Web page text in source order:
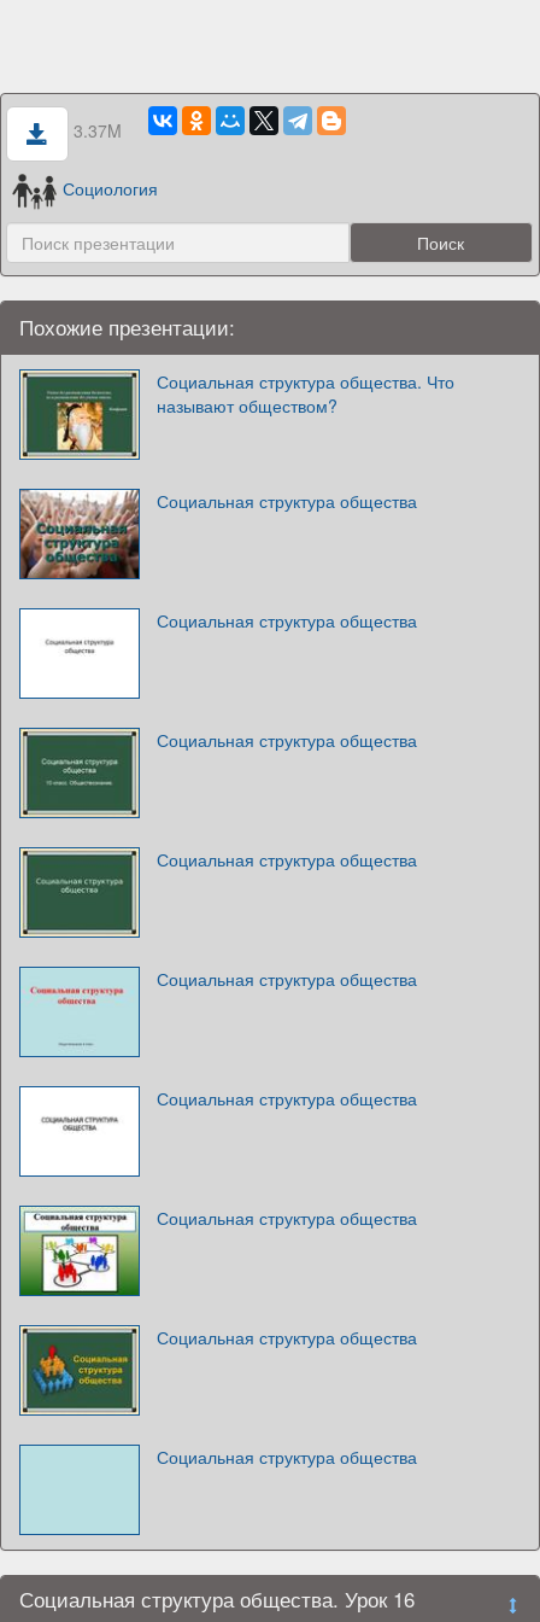
3.37M
Социология
Похожие презентации:
Социальная структура общества. Что
называют обществом?
Социальная структура общества
Социальная структура общества
Социальная структура общества
Социальная структура общества
Социальная структура общества
Социальная структура общества
Социальная структура общества
Социальная структура общества
Социальная структура общества
Социальная структура общества. Урок 16